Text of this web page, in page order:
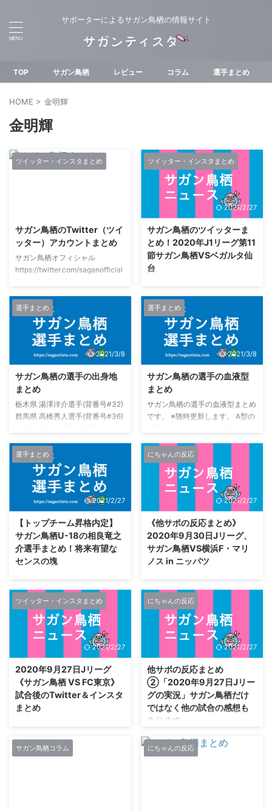
サポーターによるサガン鳥栖の情報サイト
TOP サガン鳥栖 レビュー コラム 選手まとめ
HOME > 金明輝
金明輝
ツイッター・インスタまとめ
サガン鳥栖のTwitter（ツイ
ッター）アカウントまとめ
サガン鳥栖オフィシャル
https://twitter.com/saganofficial
http://twitter.com/myonhi198158
片渕コーチ
https://twitter.com/koichirokataf
u1?s=21 サガン鳥栖GK 朴一圭
（パクイルギュ / ILGYU PARK)選
手(背番号#44）のTwitter（ツイ
ッター）アカウント
https://twitter.com/pagi1222 サ
ガン鳥栖DF 内田裕斗選 ...
ツイッター・インスタまとめ
2021/2/27
サガン鳥栖のツイッターま
とめ！2020年J1リーグ第11
節サガン鳥栖VSベガルタ仙
台
トレーニング風景📸＼ 今日はチ
ームがOFFなのでベガルタ仙台戦
前日の様子をお届け😘1️⃣萌え袖
あゆむ💓2️⃣ジャーーンプ💨3️⃣ヘ
ディング〜〜⚽️4️⃣スパイクを脱ぐ
みや👠🎫
https://t.co/e7CLcw22Hf#サガ
ン鳥栖
pic.twitter.com/f2SRI9uLiT— サ
ガン鳥栖公式 (@saganofficial17)
November 9, 2020 サガン鳥栖
ました。アウェイでの #ベガルタ
仙台 ...
選手まとめ
2021/3/8
サガン鳥栖の選手の出身地
まとめ
栃木県 湯澤洋介選手(背番号#32)
群馬県 高橋秀人選手(背番号#36)
選手(背番号#39) 朴 一圭（Park Il
Gyu / パギ）選手(背番号#40) 千
葉県 守田達弥選手(背番号#1) 東
京都 小林祐三選手(背番号#13) 石
川県 豊田陽平選手(背番号#11) 長
野県 高橋義希選手(背番号#14) 静
岡県 森下龍矢(Ryoya Morishita)
選手(背番号#28) 京都府 小屋松知
哉選手(背番号#22) 大 ...
選手まとめ
2021/3/8
サガン鳥栖の選手の血液型
まとめ
サガン鳥栖の選手の血液型まとめ
です。 ※随時更新します。 A型の
朴 一圭（Park Il Gyu / パギ）選
手(背番号#40) サガン鳥栖DF エ
ドゥアルド選手(背番号#3) 松本
大輔（Daisuke Matsumoto）選
手(背番号#39) 中野 伸哉
（Shinya Nakano）選手(背番号
#47) サガン鳥栖MF 安 庸佑
（アンヨンウ）選手(背番号#25)
樋口雄太選手(背番号#30) 湯澤洋
介選手(背番号#32) サガン鳥栖
選手まとめ
2021/2/27
【トップチーム昇格内定】
サガン鳥栖U-18の相良竜之
介選手まとめ！将来有望な
センスの塊
ップチームへ昇格することが内定
(2020.10.9) https://www.sagan-
tosu.net/news/p/4885/ 相良 竜之
介(さがら りゅうのすけ)選手のプ
ロフィール 背番号 46 ポジション
FW 生年月日 2002年8月17日(18
型 B型 出生地 佐賀県 学年 高校3
年 前所属 サガン鳥栖U-15 代表歴
U-17日本代表（アルゼンチン遠
征(6月)、国際ユースin新潟(7
にちゃんの反応
2021/2/27
《他サポの反応まとめ》
2020年9月30日Jリーグ、
サガン鳥栖VS横浜F・マリ
ノス in ニッパツ
0kpA
[61.7.41.226])2020/09/30(水)
09:59:31.32ID:PjGgWAAQ0 中払
なんか福岡じゃなく鳥栖と北Qの
解説をよくやってる ちなみに中
払は福岡のホームゲームを実況す
る 福岡専属になればいいのに
181U-名なしさん (ﾜｯﾁｮｲW 0317-
KKV8
[210.197.204.181])2020/09/30(
水) 10:17:22.28ID:NayA1RnE0 今
ツイッター・インスタまとめ
2021/2/27
2020年9月27日Jリーグ
《サガン鳥栖 VS FC東京》
試合後のTwitter＆インスタ
まとめ
了】 #サガン鳥栖 3-0 #FC東京
26'⚽️#石井快征59'⚽️#森下龍矢
にちゃんの反応
2021/2/27
他サポの反応まとめ
②「2020年9月27日Jリー
グの実況」サガン鳥栖だけ
ではなく他の試合の感想も
あります
の続きです。 明輝監督の評価が
高いです。 6U-名なしさん (ｽﾌｯ
サガン鳥栖コラム にちゃんの反応